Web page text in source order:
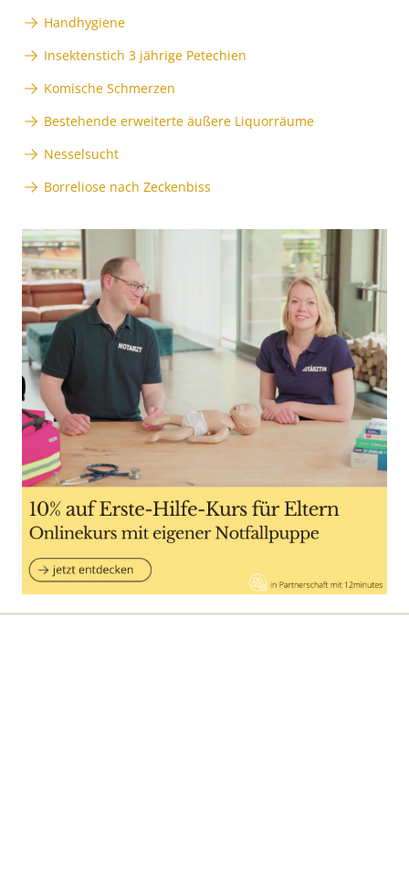
Handhygiene
Insektenstich 3 jährige Petechien
Komische Schmerzen
Bestehende erweiterte äußere Liquorräume
Nesselsucht
Borreliose nach Zeckenbiss